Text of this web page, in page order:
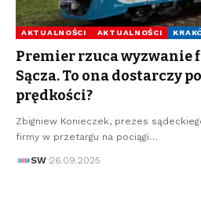
AKTUALNOŚCI AKTUALNOŚCI
Premier rzuca wyzwanie
Sącza. To ona dostarczy
prędkości?
Zbigniew Konieczek, prezes
firmy w przetargu na pociągi…
SW 26.09.2025